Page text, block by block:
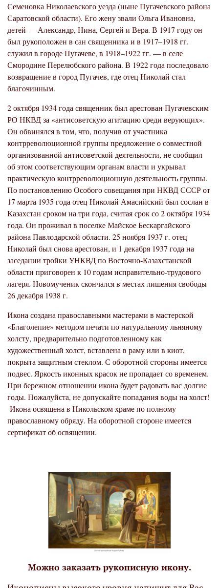
Семеновка Николаевского уезда (ныне Пугачевского района
Саратовской области). Его жену звали Ольга Ивановна,
детей — Александр, Нина, Сергей и Вера. В 1917 году он
был рукоположен в сан священника и в 1917–1918 гг.
служил в городе Пугачеве, в 1918–1922 гг. — в селе
Смородине Перелюбского района. В 1922 года последовало
возвращение в город Пугачев, где отец Николай стал
благочинным.
2 октября 1934 года священник был арестован Пугачевским
РО НКВД за «антисоветскую агитацию среди верующих».
Он обвинялся в том, что, получив от участника
контрреволюционной группы предложение о совместной
организованной антисоветской деятельности, не сообщил
об этом соответствующим органам власти и укрывал
практическую контрреволюционную деятельность группы.
По постановлению Особого совещания при НКВД СССР от
17 марта 1935 года отец Николай Амасийский был сослан в
Казахстан сроком на три года, считая срок со 2 октября 1934
года. Он проживал в поселке Майское Бескаргайского
района Павлодарской области. 25 ноября 1937 г. отец
Николай был снова арестован, и 1 декабря 1937 года на
заседании тройки УНКВД по Восточно-Казахстанской
области приговорен к 10 годам исправительно-трудового
лагеря. Новомученик скончался в местах лишения свободы
26 декабря 1938 г.
Икона создана православными мастерами в мастерской
«Благолепие» методом печати по натуральному льняному
холсту, предварительно подготовленному как
художественный холст, вставлена в раму или в киот,
покрыта защитным стеклом. С оборотной стороны имеется
подвес. Яркость иконных красок не пропадает со временем.
При бережном отношении икона будет радовать вас долгие
годы. Пожалуйста, не допускайте попадания воды на холст!
Икона освящена в Никольском храме по полному
православному обряду. На оборотной стороне имеется
сертификат об освящении.
Можно заказать рукописную икону.